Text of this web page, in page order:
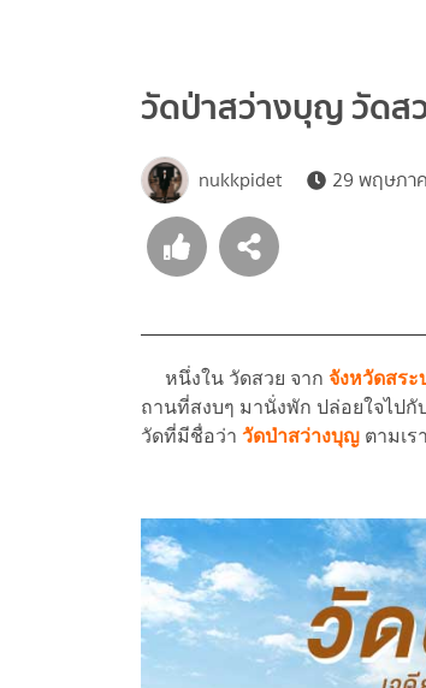
วัดป่าสว่างบุญ วัดส
nukkpidet 29 พฤษภา
หนึ่งใน วัดสวย จาก จังหวัดสระ
ถานที่สงบๆ มานั่งพัก ปล่อยใจไป
วัดที่มีชื่อว่า วัดป่าสว่างบุญ ตามเ